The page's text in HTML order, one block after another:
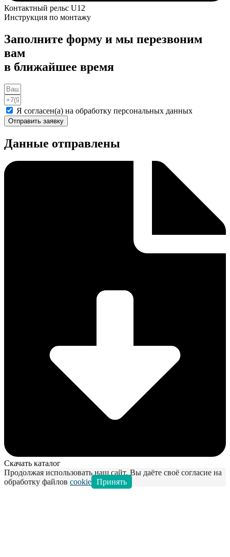
Контактный рельс U12
Инструкция по монтажу
Заполните форму и мы перезвоним
вам
в ближайшее время
Я согласен(а) на обработку персональных данных
Отправить заявку
Данные отправлены
Скачать каталог
Продолжая использовать наш сайт, Вы даёте своё согласие на
обработку файлов cookie Принять